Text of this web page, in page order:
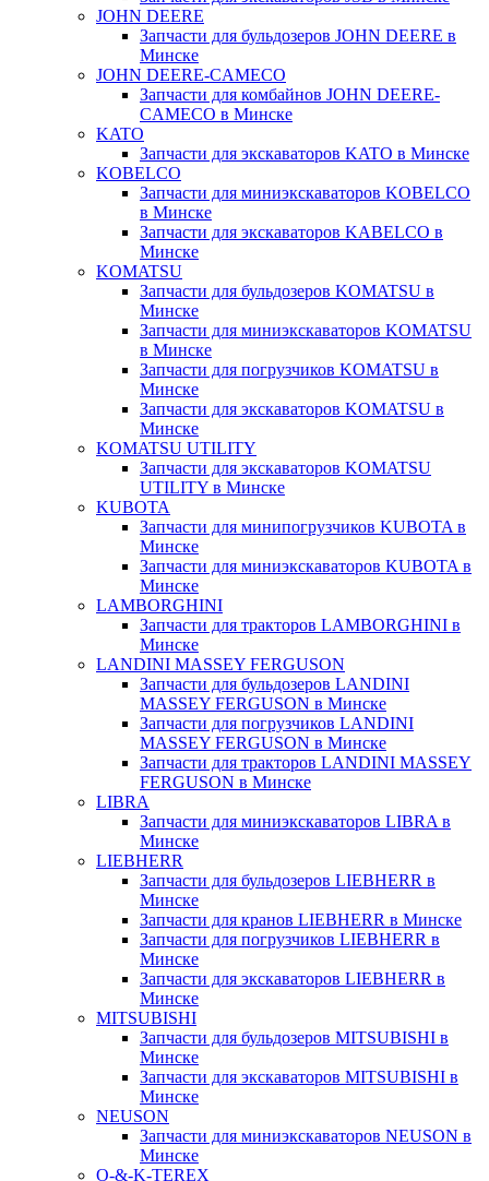
JOHN DEERE
Запчасти для бульдозеров JOHN DEERE в
Минске
JOHN DEERE-CAMECO
Запчасти для комбайнов JOHN DEERE-
CAMECO в Минске
KATO
Запчасти для экскаваторов KATO в Минске
KOBELCO
Запчасти для миниэкскаваторов KOBELCO
в Минске
Запчасти для экскаваторов KABELCO в
Минске
KOMATSU
Запчасти для бульдозеров KOMATSU в
Минске
Запчасти для миниэкскаваторов KOMATSU
в Минске
Запчасти для погрузчиков KOMATSU в
Минске
Запчасти для экскаваторов KOMATSU в
Минске
KOMATSU UTILITY
Запчасти для экскаваторов KOMATSU
UTILITY в Минске
KUBOTA
Запчасти для минипогрузчиков KUBOTA в
Минске
Запчасти для миниэкскаваторов KUBOTA в
Минске
LAMBORGHINI
Запчасти для тракторов LAMBORGHINI в
Минске
LANDINI MASSEY FERGUSON
Запчасти для бульдозеров LANDINI
MASSEY FERGUSON в Минске
Запчасти для погрузчиков LANDINI
MASSEY FERGUSON в Минске
Запчасти для тракторов LANDINI MASSEY
FERGUSON в Минске
LIBRA
Запчасти для миниэкскаваторов LIBRA в
Минске
LIEBHERR
Запчасти для бульдозеров LIEBHERR в
Минске
Запчасти для кранов LIEBHERR в Минске
Запчасти для погрузчиков LIEBHERR в
Минске
Запчасти для экскаваторов LIEBHERR в
Минске
MITSUBISHI
Запчасти для бульдозеров MITSUBISHI в
Минске
Запчасти для экскаваторов MITSUBISHI в
Минске
NEUSON
Запчасти для миниэкскаваторов NEUSON в
Минске
O-&-K-TEREX